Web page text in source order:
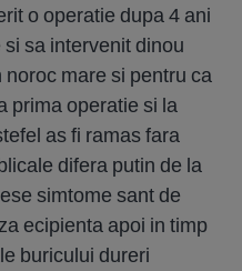
o operatie dupa 4 ani
sa intervenit dinou
mare si pentru ca
prima operatie si la
as fi ramas fara
difera putin de la
simtome sant de
ecipienta apoi in timp
buricului dureri